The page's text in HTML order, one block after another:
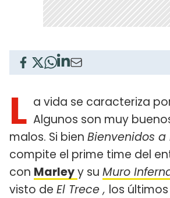
L a vida se caracteriza
Algunos son muy
malos. Si bien Bienvenidos a
compite el prime time del
con Marleyy su Muro
visto de El Trece , los